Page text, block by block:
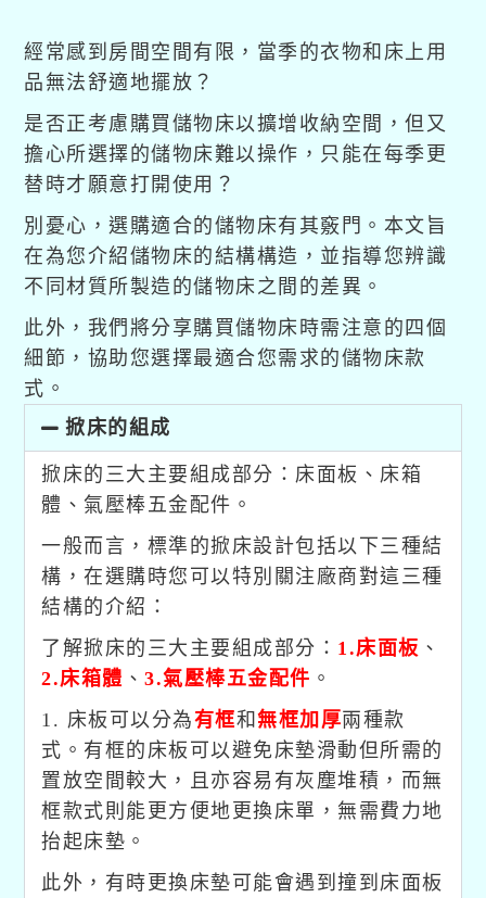
經常感到房間空間有限，當季的衣物和床上用
品無法舒適地擺放？
是否正考慮購買儲物床以擴增收納空間，但又
擔心所選擇的儲物床難以操作，只能在每季更
替時才願意打開使用？
別憂心，選購適合的儲物床有其竅門。本文旨
在為您介紹儲物床的結構構造，並指導您辨識
不同材質所製造的儲物床之間的差異。
此外，我們將分享購買儲物床時需注意的四個
細節，協助您選擇最適合您需求的儲物床款
式。
掀床的組成
掀床的三大主要組成部分：床面板、床箱
體、氣壓棒五金配件。
一般而言，標準的掀床設計包括以下三種結
構，在選購時您可以特別關注廠商對這三種
結構的介紹：
了解掀床的三大主要組成部分： 1.床面板 、
2.床箱體 、3.氣壓棒五金配件 。
1. 床板可以分為有框和無框加厚兩種款
式。有框的床板可以避免床墊滑動但所需的
置放空間較大，且亦容易有灰塵堆積，而無
框款式則能更方便地更換床單，無需費力地
抬起床墊。
此外，有時更換床墊可能會遇到撞到床面板